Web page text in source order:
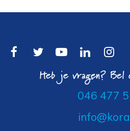
Heb je vragen? Bel
046 477